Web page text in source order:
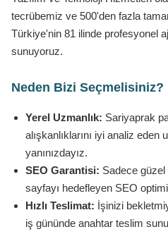
tecrübemiz ve 500'den fazla
Türkiye'nin 81 ilinde profesyonel
sunuyoruz.
Neden Bizi Seçmelisiniz?
Yerel Uzmanlık: Sariyaprak
alışkanlıklarını iyi analiz
yanınızdayız.
SEO Garantisi: Sadece
sayfayı hedefleyen SEO
Hızlı Teslimat: İşinizi
iş gününde anahtar teslim